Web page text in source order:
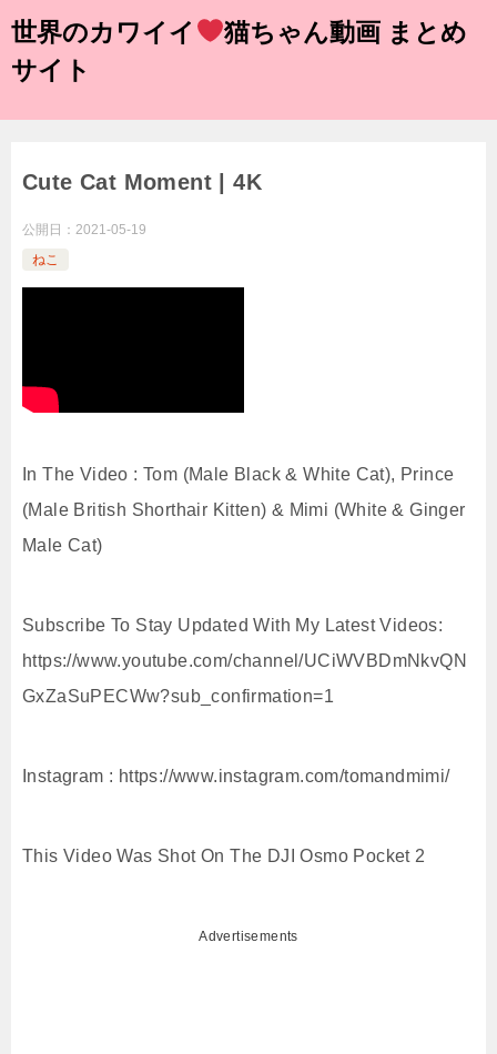
世界のカワイイ
猫ちゃん動画 まとめ
サイト
Cute Cat Moment | 4K
公開日： 2021-05-19
ねこ
In The Video : Tom (Male Black & White Cat), Prince
(Male British Shorthair Kitten) & Mimi (White & Ginger
Male Cat)
Subscribe To Stay Updated With My Latest Videos:
https://www.youtube.com/channel/UCiWVBDmNkvQN
GxZaSuPECWw?sub_confirmation=1
Instagram : https://www.instagram.com/tomandmimi/
This Video Was Shot On The DJI Osmo Pocket 2
Advertisements